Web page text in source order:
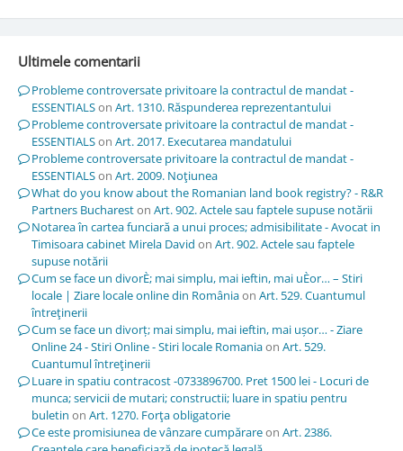
Ultimele comentarii
Probleme controversate privitoare la contractul de mandat -
ESSENTIALSon Art. 1310. Răspunderea reprezentantului
Probleme controversate privitoare la contractul de mandat -
ESSENTIALSon Art. 2017. Executarea mandatului
Probleme controversate privitoare la contractul de mandat -
ESSENTIALSon Art. 2009. Noţiunea
What do you know about the Romanian land book registry? - R&R
Partners Buchareston Art. 902. Actele sau faptele supuse notării
Notarea în cartea funciară a unui proces; admisibilitate - Avocat in
Timisoara cabinet Mirela David on Art. 902. Actele sau faptele
supuse notării
Cum se face un divorÈ; mai simplu, mai ieftin, mai uÈor… – Stiri
locale | Ziare locale online din Româniaon Art. 529. Cuantumul
întreţinerii
Cum se face un divorț; mai simplu, mai ieftin, mai ușor… - Ziare
Online 24 - Stiri Online - Stiri locale Romaniaon Art. 529.
Cuantumul întreţinerii
Luare in spatiu contracost -0733896700. Pret 1500 lei - Locuri de
munca; servicii de mutari; constructii; luare in spatiu pentru
buletin on Art. 1270. Forţa obligatorie
Ce este promisiunea de vânzare cumpărareon Art. 2386.